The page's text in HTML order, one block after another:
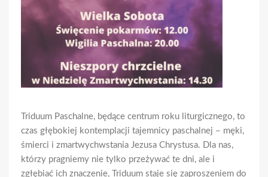
Triduum Paschalne, będące centrum roku liturgicznego, to
czas głębokiej kontemplacji tajemnicy paschalnej – męki,
śmierci i zmartwychwstania Jezusa Chrystusa. Dla nas,
którzy pragniemy nie tylko przeżywać te dni, ale i
zgłębiać ich znaczenie, Triduum staje się zaproszeniem do